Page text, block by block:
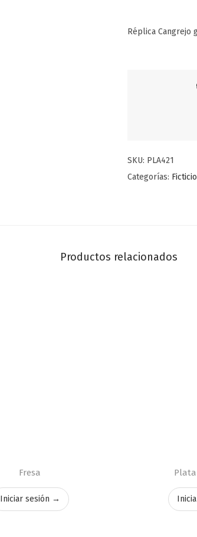
Réplica Cangrejo
SKU: PLA421
Categorías:
Productos relacionados
Fresa
Iniciar sesión →